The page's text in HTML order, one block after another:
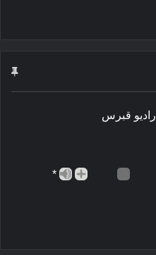
رادیو قبرس
*